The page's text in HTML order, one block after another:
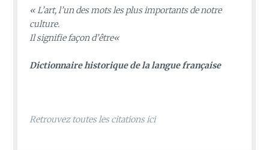
«L’art, l’un des mots les plus importants de notre
culture.
Il signifie façon d’être«
Dictionnaire historique de la langue française
Retrouvez toutes les citations ici